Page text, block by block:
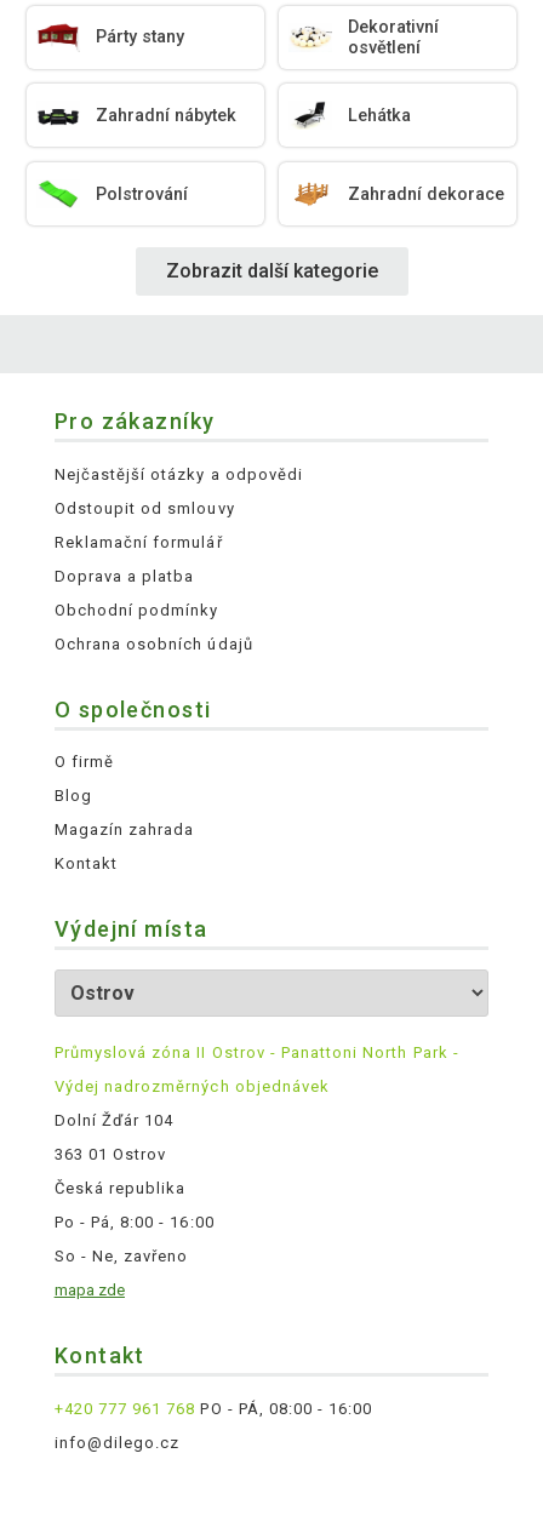
Párty stany
Dekorativní
osvětlení
Zahradní nábytek Lehátka
Polstrování Zahradní dekorace
Zobrazit další kategorie
Pro zákazníky
Nejčastější otázky a odpovědi
Odstoupit od smlouvy
Reklamační formulář
Doprava a platba
Obchodní podmínky
Ochrana osobních údajů
O společnosti
O firmě
Blog
Magazín zahrada
Kontakt
Výdejní místa
Průmyslová zóna II Ostrov - Panattoni North Park -
Výdej nadrozměrných objednávek
Dolní Žďár 104
363 01 Ostrov
Česká republika
Po - Pá, 8:00 - 16:00
So - Ne, zavřeno
mapa zde
Kontakt
+420 777 961 768 PO - PÁ, 08:00 - 16:00
info@dilego.cz